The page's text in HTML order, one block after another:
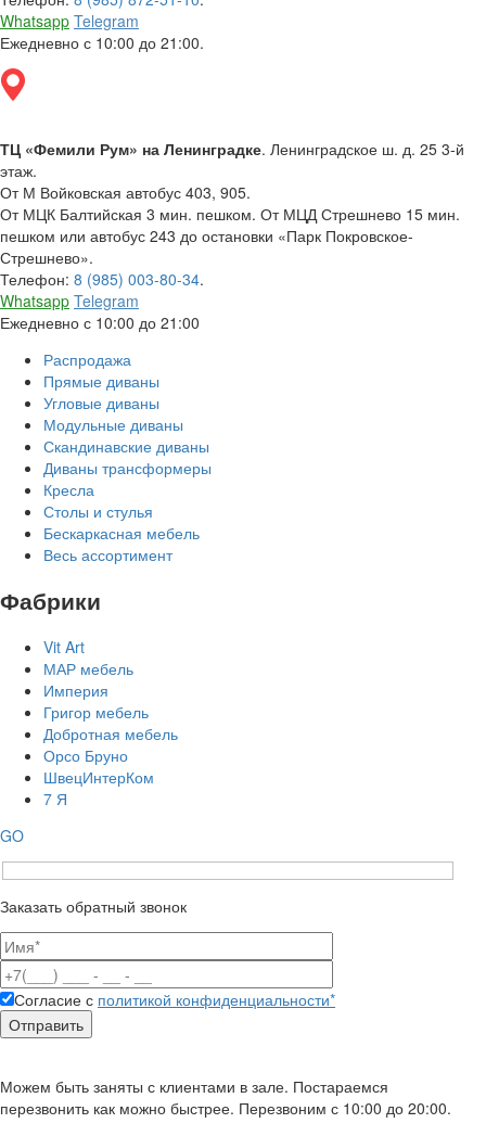
Whatsapp Telegram
Ежедневно с 10:00 до 21:00.
ТЦ «Фемили Рум» на Ленинградке. Ленинградское ш. д. 25 3-й
этаж.
От М Войковская автобус 403, 905.
От МЦК Балтийская 3 мин. пешком. От МЦД Стрешнево 15 мин.
пешком или автобус 243 до остановки «Парк Покровское-
Стрешнево».
Телефон: 8 (985) 003-80-34.
Whatsapp Telegram
Ежедневно с 10:00 до 21:00
Распродажа
Прямые диваны
Угловые диваны
Модульные диваны
Скандинавские диваны
Диваны трансформеры
Кресла
Столы и стулья
Бескаркасная мебель
Весь ассортимент
Фабрики
Vit Art
МАР мебель
Империя
Григор мебель
Добротная мебель
Орсо Бруно
ШвецИнтерКом
7 Я
GO
Заказать обратный звонок
Согласие с политикой конфиденциальности*
Можем быть заняты с клиентами в зале. Постараемся
перезвонить как можно быстрее. Перезвоним с 10:00 до 20:00.